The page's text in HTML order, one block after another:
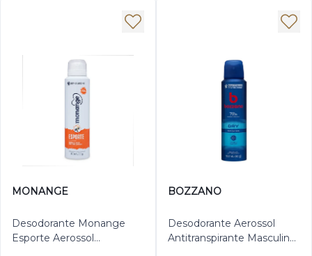
MONANGE
Desodorante Monange
Esporte Aerossol
BOZZANO
Desodorante Aerossol
Antitranspirante Masculino